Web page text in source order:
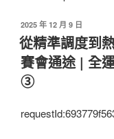
發
佈
於
2025 年 12 月 9 日
從精準調度到
賽會通途 | 全
③